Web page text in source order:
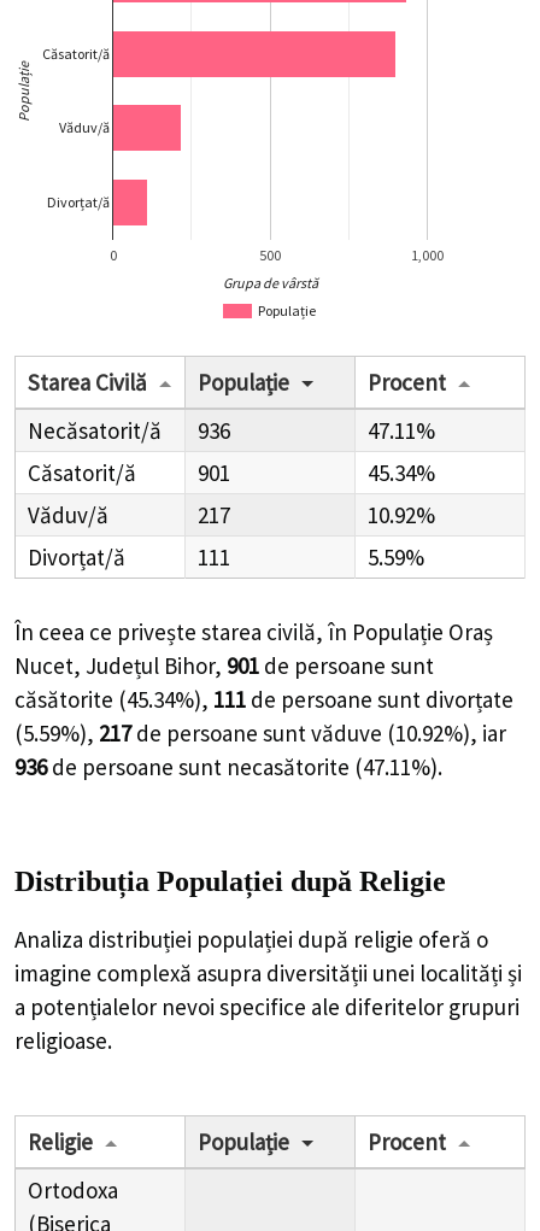
Populație
0 500 1,000
Căsatorit/ă
Văduv/ă
Divorțat/ă
Grupa de vârstă
Populație
Starea Civilă Populație
Procent
Necăsatorit/ă
936
47.11%
Căsatorit/ă
901
45.34%
Văduv/ă
217
10.92%
Divorțat/ă
111 5.59%
În ceea ce privește starea civilă, în Populație Oraș
Nucet, Județul Bihor, 901 de persoane sunt
căsătorite (45.34%), 111 de persoane sunt divorțate
(5.59%), 217 de persoane sunt văduve (10.92%), iar
936 de persoane sunt necasătorite (47.11%).
Distribuția Populației după Religie
Analiza distribuției populației după religie oferă o
imagine complexă asupra diversității unei localități și
a potențialelor nevoi specifice ale diferitelor grupuri
religioase.
Religie Populație
Procent
Ortodoxa
(Biserica